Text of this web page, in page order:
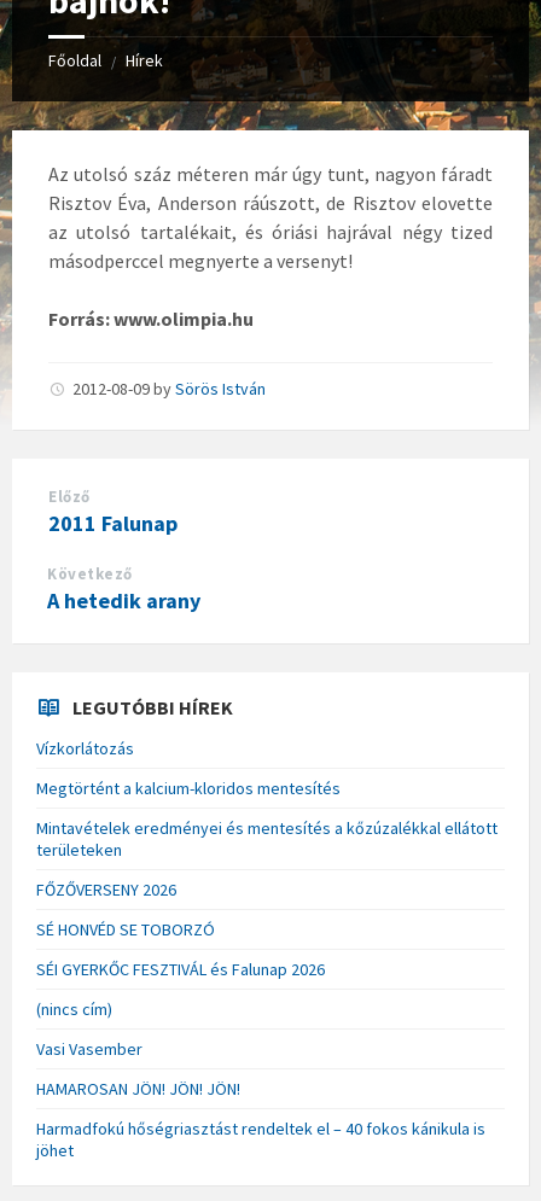
Főoldal / Hírek
Az utolsó száz méteren már úgy tunt, nagyon fáradt
Risztov Éva, Anderson ráúszott, de Risztov elovette
az utolsó tartalékait, és óriási hajrával négy tized
másodperccel megnyerte a versenyt!
Forrás: www.olimpia.hu
2012-08-09bySörös István
Előző
2011 Falunap
Következő
A hetedik arany
LEGUTÓBBI HÍREK
Vízkorlátozás
Megtörtént a kalcium-kloridos mentesítés
Mintavételek eredményei és mentesítés a kőzúzalékkal ellátott
területeken
FŐZŐVERSENY 2026
SÉ HONVÉD SE TOBORZÓ
SÉI GYERKŐC FESZTIVÁL és Falunap 2026
(nincs cím)
Vasi Vasember
HAMAROSAN JÖN! JÖN! JÖN!
Harmadfokú hőségriasztást rendeltek el – 40 fokos kánikula is
jöhet